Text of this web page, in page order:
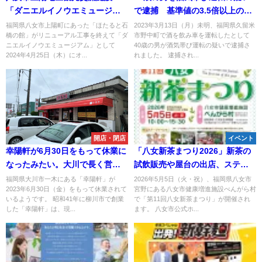
「ダニエルイノウエミュージア
ム」が4月25日にオープンするみ
たい。地域の食を提供するカフ
ェやショップも併設
福岡県八女市上陽町にあった「ほたると石
橋の館」がリニューアル工事を終えて「ダ
ニエルイノウエミュージアム」として
2024年4月25日（木）にオ...
で逮捕 基準値の3.5倍以上のア
ルコール検出
2023年3月13日（月）未明、福岡県久留米
市野中町で酒を飲み車を運転したとして
40歳の男が酒気帯び運転の疑いで逮捕さ
れました。 逮捕され...
開店・閉店
幸陽軒が6月30日をもって休業に
なったみたい。大川で長く営業
する老舗ラーメン店
福岡県大川市一木にある「幸陽軒」が
2023年6月30日（金）をもって休業されて
いるようです。 昭和41年に柳川市で創業
した「幸陽軒」は、現...
イベント
「八女新茶まつり2026」新茶の
試飲販売や屋台の出店、ステー
ジイベントなど開催！
2026年5月5日（火・祝）、福岡県八女市
宮野にある八女市健康増進施設べんがら村
で「第11回八女新茶まつり」が開催され
ます。 八女市公式ホ...